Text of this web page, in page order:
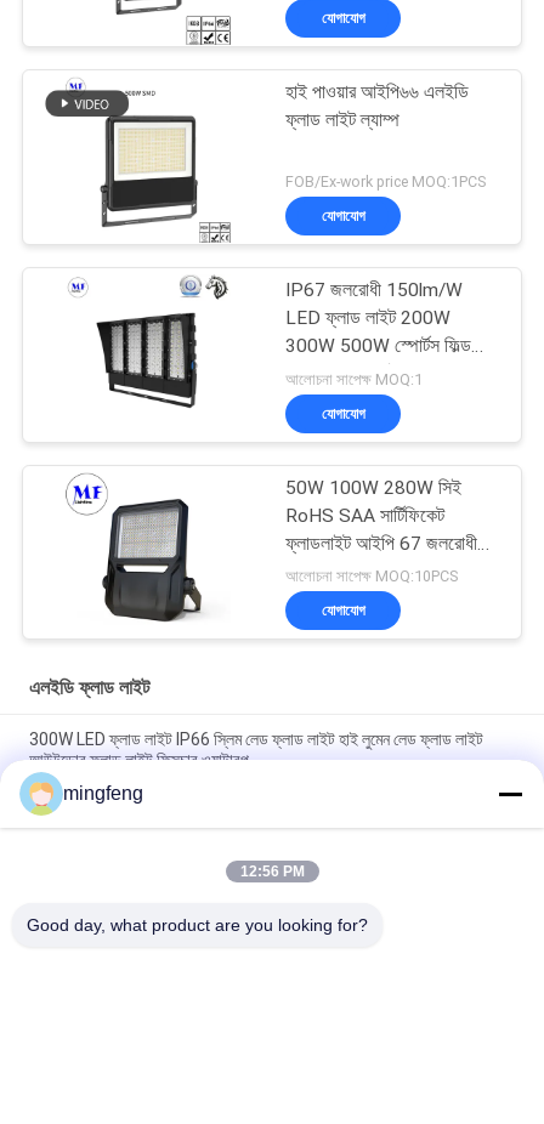
যোগাযোগ
হাই পাওয়ার আইপি৬৬ এলইডি
ফ্লাড লাইট ল্যাম্প
FOB/Ex-work price MOQ:1PCS
যোগাযোগ
IP67 জলরোধী 150lm/W
LED ফ্লাড লাইট 200W
300W 500W স্পোর্টস ফিল্ড
এবং টেনিস কোর্টের জন্য
আলোচনা সাপেক্ষ MOQ:1
যোগাযোগ
50W 100W 280W সিই
RoHS SAA সার্টিফিকেট
ফ্লাডলাইট আইপি 67 জলরোধী
এলইডি প্রজেক্টর লাইট
আলোচনা সাপেক্ষ MOQ:10PCS
যোগাযোগ
এলইডি ফ্লাড লাইট
300W LED ফ্লাড লাইট IP66 স্লিম লেড ফ্লাড লাইট হাই লুমেন লেড ফ্লাড লাইট
আউটডোর ফ্লাড লাইট ফিক্সচার ওয়াটারপ
হাই পাওয়ার হাই মাস্ট ফ্লাড লাইট IP66 400W রাস্তা এবং হাইওয়ে
IP65 180lm/W LED ফ্লাড লাইট সহ জরুরী সেন্সর 120 ডিগ্রি আলোর কোণ
mingfeng
12:56 PM
Good day, what product are you looking for?